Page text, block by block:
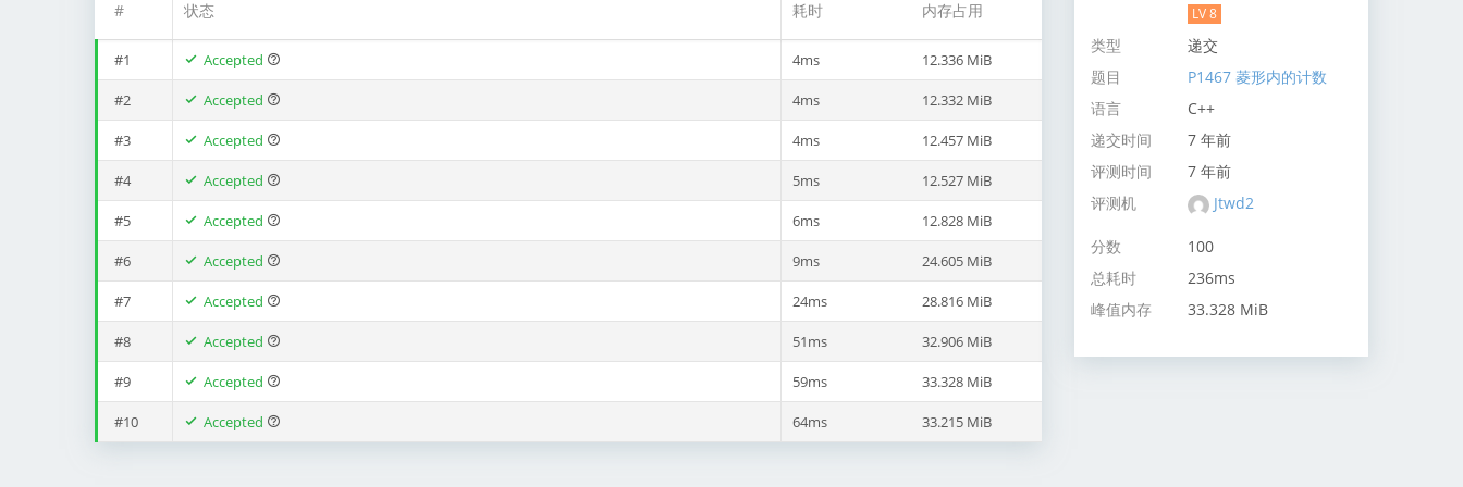
# 状态 耗时 内存占用
#1 Accepted 4ms 12.336 MiB
#2 Accepted 4ms 12.332 MiB
#3 Accepted 4ms 12.457 MiB
#4 Accepted 5ms 12.527 MiB
#5 Accepted 6ms 12.828 MiB
#6 Accepted 9ms 24.605 MiB
#7 Accepted 24ms 28.816 MiB
#8 Accepted 51ms 32.906 MiB
#9 Accepted 59ms 33.328 MiB
#10 Accepted 64ms 33.215 MiB
LV 8
类型
递交
题目
P1467 菱形内的计数
语言
C++
递交时间
7 年前
评测时间
7 年前
评测机
Jtwd2
分数
100
总耗时
236ms
峰值内存
33.328 MiB